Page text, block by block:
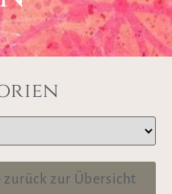
zurück zur Übersicht